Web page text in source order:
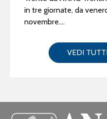
in tre giornate, da
novembre....
VEDI